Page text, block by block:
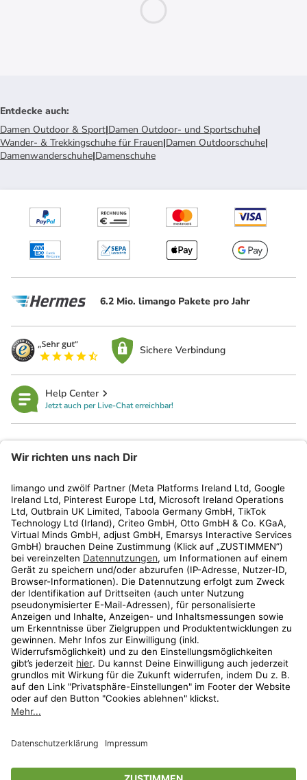
Entdecke auch:
Damen Outdoor & Sport|Damen Outdoor- und Sportschuhe|
Wander- & Trekkingschuhe für Frauen|Damen Outdoorschuhe|
Damenwanderschuhe|Damenschuhe
6.2 Mio. limango Pakete pro Jahr
Sichere Verbindung
Help Center
Jetzt auch per Live-Chat erreichbar!
Kundenservice
Shop
Aktionen
Travel